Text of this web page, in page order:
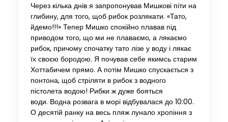
Через кілька днів я запропонував Мишкові піти на
глибину, для того, щоб рибок розлякати. «Тато,
йдемо!!!» Тепер Мишко спокійно плавав під
приводом того, що ми не плаваємо, а лякаємо
рибок, причому спочатку тато лізе у воду і лякає
їх своєю бородою. Я почував себе якимсь старим
Хоттабичем прямо. А потім Мишко спускається з
понтона, щоб стріляти в рибок з водного
пістолета водою! Рибки ж дуже бояться
води. Водна розвага в морі відбувалася до 10:00.
О десятій ранку на весь пляж лунало хропіння з